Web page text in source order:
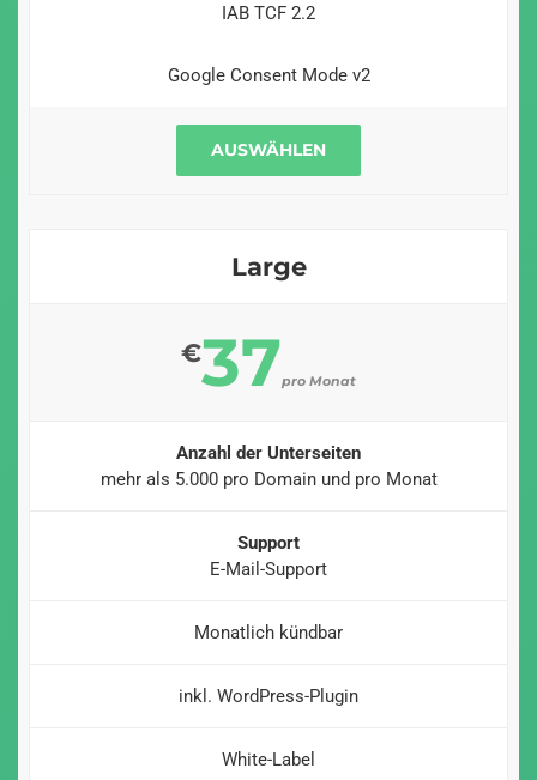
IAB TCF 2.2
Google Consent Mode v2
AUSWÄHLEN
Large
€37pro Monat
Anzahl der Unterseiten
mehr als 5.000 pro Domain und pro Monat
Support
E-Mail-Support
Monatlich kündbar
inkl. WordPress-Plugin
White-Label